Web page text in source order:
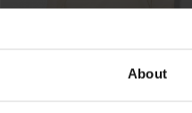
About